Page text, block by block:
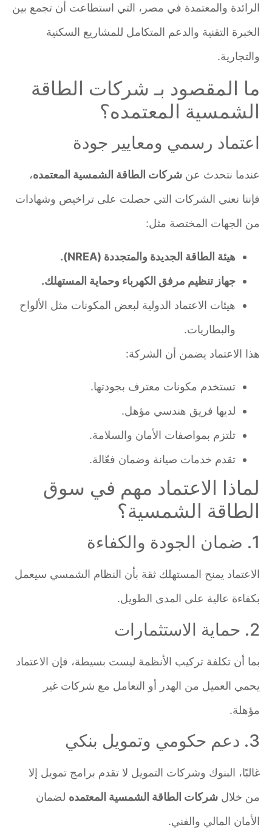
الرائدة والمعتمدة في مصر، التي استطاعت أن تجمع بين
الخبرة التقنية والدعم المتكامل للمشاريع السكنية
والتجارية.
ما المقصود بـ شركات الطاقة
الشمسية المعتمده؟
اعتماد رسمي ومعايير جودة
عندما نتحدث عنشركات الطاقة الشمسية المعتمده،
فإننا نعني الشركات التي حصلت على تراخيص وشهادات
من الجهات المختصة مثل:
هيئة الطاقة الجديدة والمتجددة (NREA).
جهاز تنظيم مرفق الكهرباء وحماية المستهلك.
هيئات الاعتماد الدولية لبعض المكونات مثل الألواح
والبطاريات.
هذا الاعتماد يضمن أن الشركة:
تستخدم مكونات معترف بجودتها.
لديها فريق هندسي مؤهل.
تلتزم بمواصفات الأمان والسلامة.
تقدم خدمات صيانة وضمان فعّالة.
لماذا الاعتماد مهم في سوق
الطاقة الشمسية؟
الاعتماد يمنح المستهلك ثقة بأن النظام الشمسي سيعمل
بكفاءة عالية على المدى الطويل.
بما أن تكلفة تركيب الأنظمة ليست بسيطة، فإن الاعتماد
يحمي العميل من الهدر أو التعامل مع شركات غير
مؤهلة.
غالبًا، البنوك وشركات التمويل لا تقدم برامج تمويل إلا
من خلالشركات الطاقة الشمسية المعتمدهلضمان
الأمان المالي والفني.